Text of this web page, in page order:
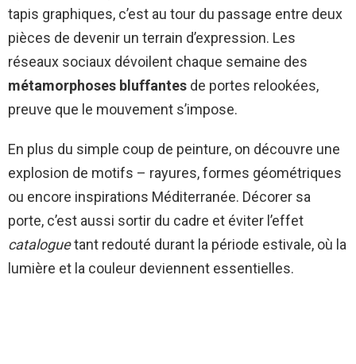
tapis graphiques, c’est au tour du passage entre deux
pièces de devenir un terrain d’expression. Les
réseaux sociaux dévoilent chaque semaine des
métamorphoses bluffantes de portes relookées,
preuve que le mouvement s’impose.
En plus du simple coup de peinture, on découvre une
explosion de motifs – rayures, formes géométriques
ou encore inspirations Méditerranée. Décorer sa
porte, c’est aussi sortir du cadre et éviter l’effet
cataloguetant redouté durant la période estivale, où la
lumière et la couleur deviennent essentielles.